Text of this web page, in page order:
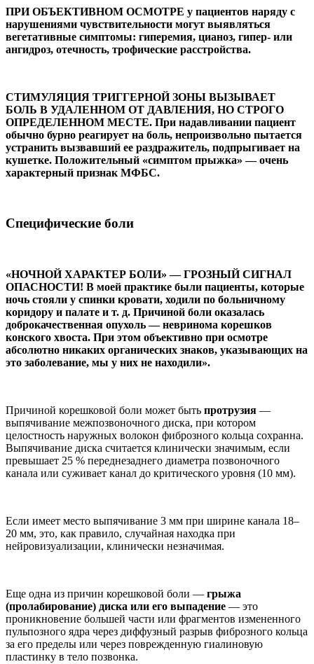
ПРИ ОБЪЕКТИВНОМ ОСМОТРЕ у пациен­тов наряду с
наруше­ниями чувствительно­сти могут выявляться
вегетативные симп­томы: гиперемия, цианоз, гипер- или
ангидроз, отечность, трофические рас­стройства.
СТИМУЛЯЦИЯ ТРИГГЕРНОЙ ЗОНЫ ВЫЗЫВАЕТ
БОЛЬ В УДАЛЕННОМ ОТ ДАВЛЕНИЯ, НО СТРОГО
ОПРЕ­ДЕЛЕННОМ МЕСТЕ. При надавли­вании пациент
обычно бурно реа­гирует на боль, непроизвольно пытается
устранить вызвав­ший ее раздражитель, подпрыги­вает на
кушетке. Положительный «симптом прыжка» — очень
характерный признак МФБС.
Специфические боли
«НОЧНОЙ ХАРАКТЕР БОЛИ» — ГРОЗНЫЙ СИГНАЛ
ОПАСНО­СТИ! В моей практике были пациенты, которые
ночь сто­яли у спинки кровати, ходили по больничному
коридору и палате и т. д. Причиной боли оказалась
доброкачественная опухоль — невринома кореш­ков
конского хвоста. При этом объективно при осмотре
абсолютно никаких органиче­ских знаков, указывающих на
это заболевание, мы у них не находили».
Причиной корешковой боли может быть протру­зия —
выпячивание меж­позвоночного диска, при котором
целостность наруж­ных волокон фиброзного кольца сохранна.
Выпячива­ние диска считается кли­нически значимым, если
превышает 25 % переднезад­него диаметра позвоночно­го
канала или суживает ка­нал до критического уровня (10 мм).
Если имеет место выпя­чивание 3 мм при ширине канала 18–
20 мм, это, как правило, случайная наход­ка при
нейровизуализации, клинически незначимая.
Еще одна из причин ко­решковой боли — грыжа
(пролабирование) дис­ка или его выпадение — это
проникновение боль­шей части или фрагментов измененного
пульпозного ядра через диффузный раз­рыв фиброзного кольца
за его пределы или через по­врежденную гиалиновую
пластинку в тело позвонка.